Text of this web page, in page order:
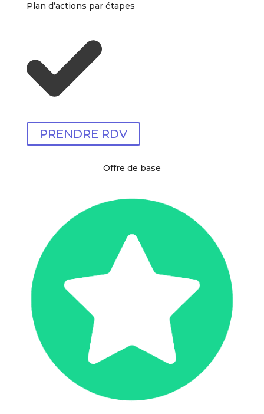
Plan d’actions par étapes
PRENDRE RDV
Offre de base